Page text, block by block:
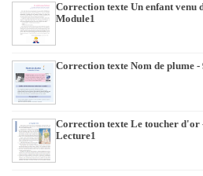
Correction texte Un enfant venu
Module1
Correction texte Nom de plume
Correction texte Le toucher d'or
Lecture1